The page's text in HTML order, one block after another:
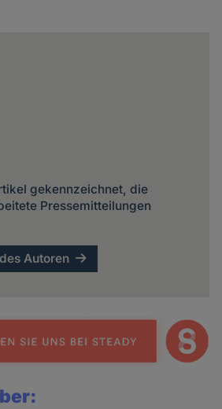
gekennzeichnet, die
Pressemitteilungen
Autoren